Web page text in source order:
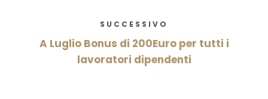
SUCCESSIVO
A Luglio Bonus di 200Euro per tutti i
lavoratori dipendenti